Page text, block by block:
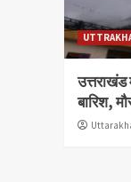
उत्तराखंड
बारिश,